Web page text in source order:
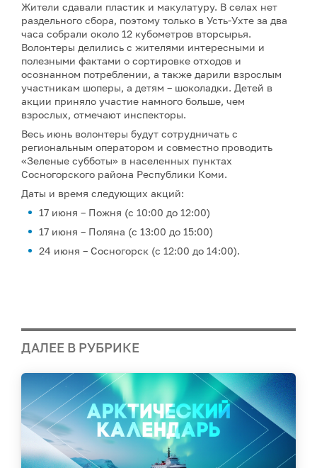
Жители сдавали пластик и макулатуру. В селах нет
раздельного сбора, поэтому только в Усть-Ухте за два
часа собрали около 12 кубометров вторсырья.
Волонтеры делились с жителями интересными и
полезными фактами о сортировке отходов и
осознанном потреблении, а также дарили взрослым
участникам шоперы, а детям – шоколадки. Детей в
акции приняло участие намного больше, чем
взрослых, отмечают инспекторы.
Весь июнь волонтеры будут сотрудничать с
региональным оператором и совместно проводить
«Зеленые субботы» в населенных пунктах
Сосногорского района Республики Коми.
Даты и время следующих акций:
17 июня – Пожня (с 10:00 до 12:00)
17 июня – Поляна (с 13:00 до 15:00)
24 июня – Сосногорск (с 12:00 до 14:00).
ДАЛЕЕ В РУБРИКЕ